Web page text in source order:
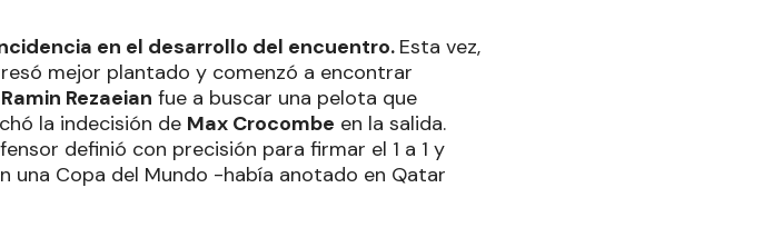
en el desarrollo del encuentro. Esta vez,
mejor plantado y comenzó a encontrar
Ramin Rezaeian fue a buscar una pelota que
la indecisión de Max Crocombe en la salida.
definió con precisión para firmar el 1 a 1 y
una Copa del Mundo -había anotado en Qatar